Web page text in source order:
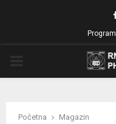
Program
Početna
Magazin